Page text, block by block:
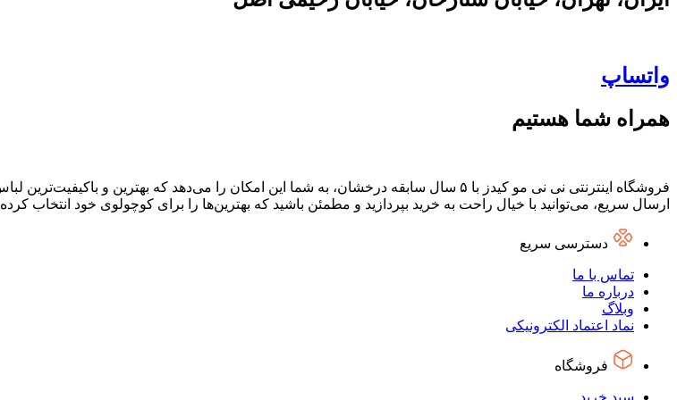
واتساپ
همراه شما هستیم
فروشگاه اینترنتی نی نی مو کیدز با ۵ سال سابقه درخشان، به شما این امکان را می‌دهد که
ارسال سریع، می‌توانید با خیال راحت به خرید بپردازید و مطمئن باشید که بهترین‌ها را برای کوچولوی خود
دسترسی سریع
تماس با ما
درباره ما
وبلاگ
نماد اعتماد الکترونیکی
فروشگاه